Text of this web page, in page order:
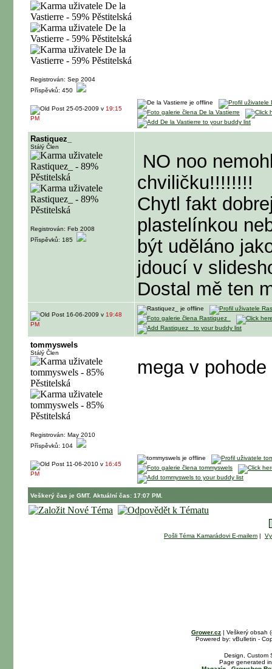
Registrován: Sep 2004
Příspěvků: 450
25-05-2009 v 19:15
PM
Rastiquez_
Stálý Člen
Registrován: Feb 2008
Příspěvků: 185
NO noo
chviličku!!!!!!!!
Chytl fakt
plastelínkou
být uděláno
jdoucí v
Dostal mě ten
16-06-2009 v 19:48
PM
tommyswels
Stálý Člen
Registrován: May 2010
Příspěvků: 104
mega v pohode
11-06-2010 v 16:45
PM
Veškerý čas je GMT. Aktuální čas: 17:07 PM.
Pošli Téma Kamarádovi E-mailem |
Grower.cz | Veškerý obsah
Powered by: vBulletin -
Design, Custom
Page generated